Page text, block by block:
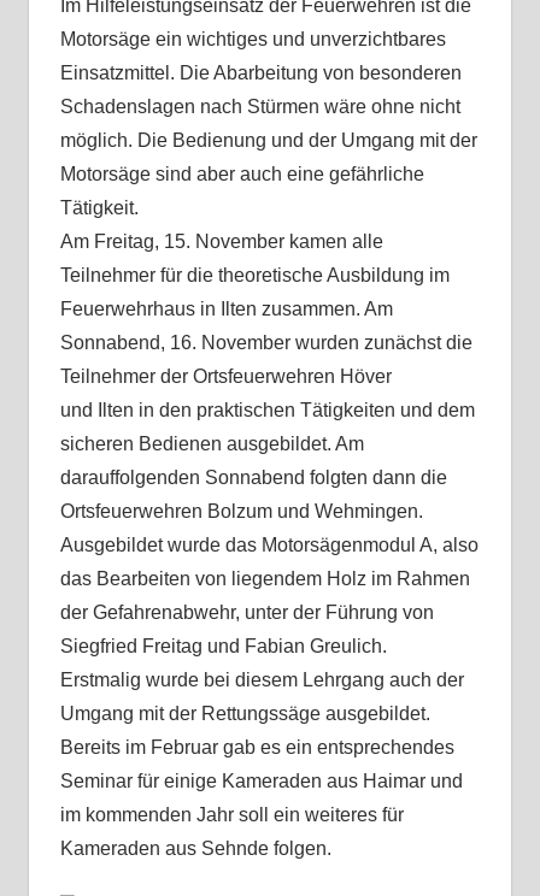
Im Hilfeleistungseinsatz der Feuerwehren ist die
Motorsäge ein wichtiges und unverzichtbares
Einsatzmittel. Die Abarbeitung von besonderen
Schadenslagen nach Stürmen wäre ohne nicht
möglich. Die Bedienung und der Umgang mit der
Motorsäge sind aber auch eine gefährliche
Tätigkeit.
Am Freitag, 15. November kamen alle
Teilnehmer für die theoretische Ausbildung im
Feuerwehrhaus in Ilten zusammen. Am
Sonnabend, 16. November wurden zunächst die
Teilnehmer der Ortsfeuerwehren Höver
und Ilten in den praktischen Tätigkeiten und dem
sicheren Bedienen ausgebildet. Am
darauffolgenden Sonnabend folgten dann die
Ortsfeuerwehren Bolzum und Wehmingen.
Ausgebildet wurde das Motorsägenmodul A, also
das Bearbeiten von liegendem Holz im Rahmen
der Gefahrenabwehr, unter der Führung von
Siegfried Freitag und Fabian Greulich.
Erstmalig wurde bei diesem Lehrgang auch der
Umgang mit der Rettungssäge ausgebildet.
Bereits im Februar gab es ein entsprechendes
Seminar für einige Kameraden aus Haimar und
im kommenden Jahr soll ein weiteres für
Kameraden aus Sehnde folgen.